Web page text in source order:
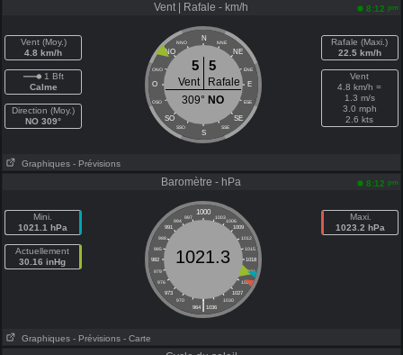
Vent | Rafale - km/h 8:12 pm
Vent (Moy.)
4.8 km/h
1 Bft
Calme
Direction (Moy.)
NO 309°
N
NNO NNE
NO NE
ONO ENE
O E
OSO ESE
SO SE
SSO SSE
S
5 5
Vent
Rafale
309° NO
Rafale (Maxi.)
22.5 km/h
Vent
4.8 km/h =
1.3 m/s
3.0 mph
2.6 kts
Graphiques - Prévisions
Baromètre - hPa 8:12 pm
Mini.
1021.1 hPa
Actuellement
30.16 inHg
1000
997 1003
994
1006
991
1009
988
1012
985
1015
982
1018
979
1021
976
1024
973
1027
970
1030
|
964 1036
1021.3
Maxi.
1023.2 hPa
Graphiques - Prévisions - Carte